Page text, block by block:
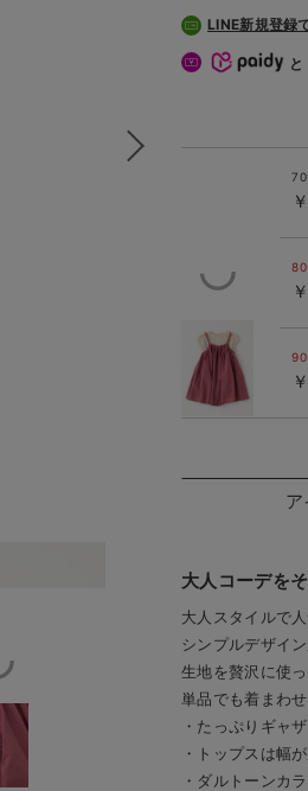
LINE新規登録
と
パープル
大人コーデを
大人スタイルで
シンプルデザイ
生地を贅沢に使
単品でも着まわせ
・たっぷりギャ
・トップスは幅
・ダルトーンカ